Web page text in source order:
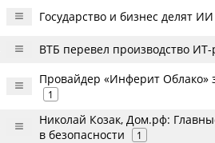
Государство и бизнес делят
ВТБ перевел производство
Провайдер «Инферит Облако»
1
Николай Козак, Дом.рф:
в безопасности
1